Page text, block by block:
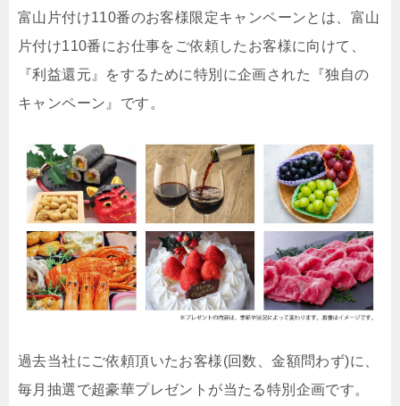
富山片付け110番のお客様限定キャンペーンとは、富山
片付け110番にお仕事をご依頼したお客様に向けて、
『利益還元』をするために特別に企画された『独自の
キャンペーン』です。
過去当社にご依頼頂いたお客様(回数、金額問わず)に、
毎月抽選で超豪華プレゼントが当たる特別企画です。